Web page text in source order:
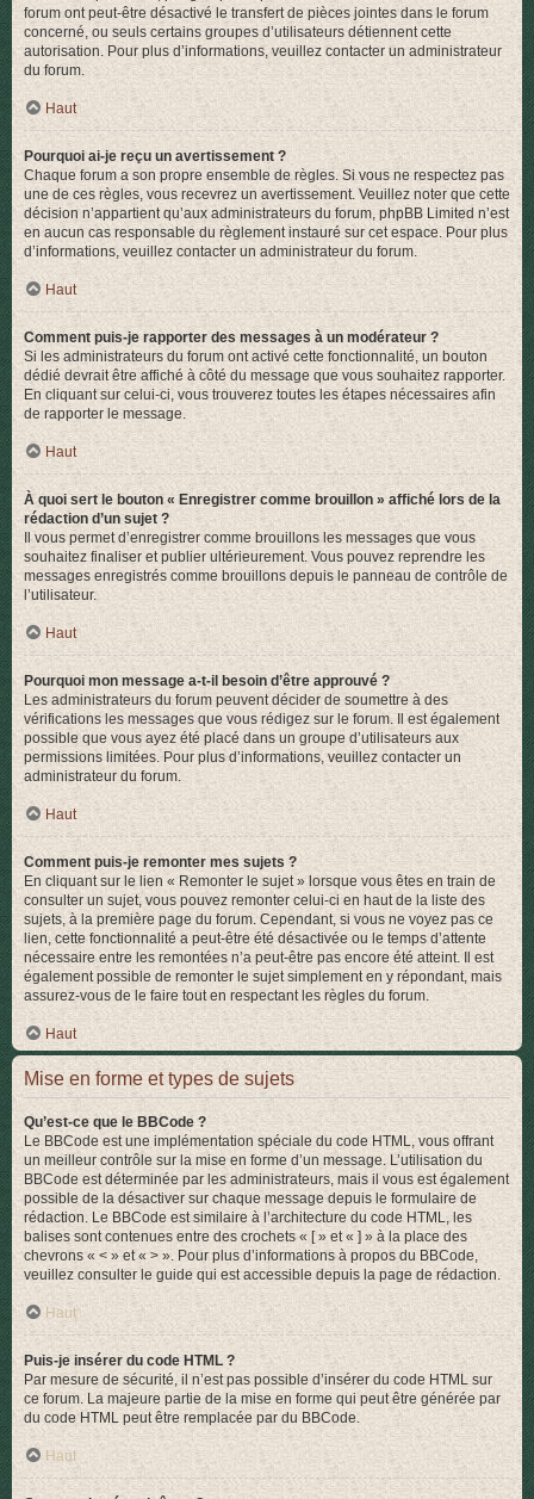
forum ont peut-être désactivé le transfert de pièces jointes dans le forum
concerné, ou seuls certains groupes d’utilisateurs détiennent cette
autorisation. Pour plus d’informations, veuillez contacter un administrateur
du forum.
Haut
Pourquoi ai-je reçu un avertissement ?
Chaque forum a son propre ensemble de règles. Si vous ne respectez pas
une de ces règles, vous recevrez un avertissement. Veuillez noter que cette
décision n’appartient qu’aux administrateurs du forum, phpBB Limited n’est
en aucun cas responsable du règlement instauré sur cet espace. Pour plus
d’informations, veuillez contacter un administrateur du forum.
Haut
Comment puis-je rapporter des messages à un modérateur ?
Si les administrateurs du forum ont activé cette fonctionnalité, un bouton
dédié devrait être affiché à côté du message que vous souhaitez rapporter.
En cliquant sur celui-ci, vous trouverez toutes les étapes nécessaires afin
de rapporter le message.
Haut
À quoi sert le bouton « Enregistrer comme brouillon » affiché lors de la
rédaction d’un sujet ?
Il vous permet d’enregistrer comme brouillons les messages que vous
souhaitez finaliser et publier ultérieurement. Vous pouvez reprendre les
messages enregistrés comme brouillons depuis le panneau de contrôle de
l’utilisateur.
Haut
Pourquoi mon message a-t-il besoin d’être approuvé ?
Les administrateurs du forum peuvent décider de soumettre à des
vérifications les messages que vous rédigez sur le forum. Il est également
possible que vous ayez été placé dans un groupe d’utilisateurs aux
permissions limitées. Pour plus d’informations, veuillez contacter un
administrateur du forum.
Haut
Comment puis-je remonter mes sujets ?
En cliquant sur le lien « Remonter le sujet » lorsque vous êtes en train de
consulter un sujet, vous pouvez remonter celui-ci en haut de la liste des
sujets, à la première page du forum. Cependant, si vous ne voyez pas ce
lien, cette fonctionnalité a peut-être été désactivée ou le temps d’attente
nécessaire entre les remontées n’a peut-être pas encore été atteint. Il est
également possible de remonter le sujet simplement en y répondant, mais
assurez-vous de le faire tout en respectant les règles du forum.
Haut
Mise en forme et types de sujets
Qu’est-ce que le BBCode ?
Le BBCode est une implémentation spéciale du code HTML, vous offrant
un meilleur contrôle sur la mise en forme d’un message. L’utilisation du
BBCode est déterminée par les administrateurs, mais il vous est également
possible de la désactiver sur chaque message depuis le formulaire de
rédaction. Le BBCode est similaire à l’architecture du code HTML, les
balises sont contenues entre des crochets « [ » et « ] » à la place des
chevrons « < » et « > ». Pour plus d’informations à propos du BBCode,
veuillez consulter le guide qui est accessible depuis la page de rédaction.
Haut
Puis-je insérer du code HTML ?
Par mesure de sécurité, il n’est pas possible d’insérer du code HTML sur
ce forum. La majeure partie de la mise en forme qui peut être générée par
du code HTML peut être remplacée par du BBCode.
Haut